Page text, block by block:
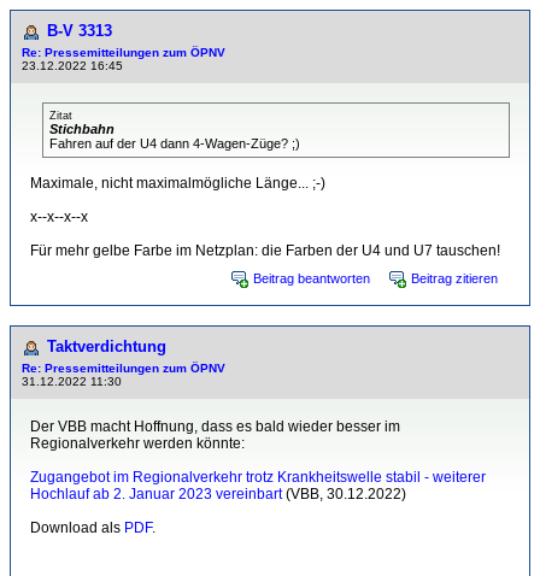
B-V 3313
Re: Pressemitteilungen zum ÖPNV
23.12.2022 16:45
Zitat
Stichbahn
Fahren auf der U4 dann 4-Wagen-Züge? ;)
Maximale, nicht maximalmögliche Länge... ;-)
x--x--x--x
Für mehr gelbe Farbe im Netzplan: die Farben der U4 und U7 tauschen!
Beitrag beantworten Beitrag zitieren
Taktverdichtung
Re: Pressemitteilungen zum ÖPNV
31.12.2022 11:30
Der VBB macht Hoffnung, dass es bald wieder besser im
Regionalverkehr werden könnte:
Zugangebot im Regionalverkehr trotz Krankheitswelle stabil - weiterer
Hochlauf ab 2. Januar 2023 vereinbart(VBB, 30.12.2022)
Download als PDF.